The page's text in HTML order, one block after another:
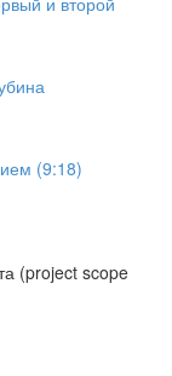
(9:18)
(project scope